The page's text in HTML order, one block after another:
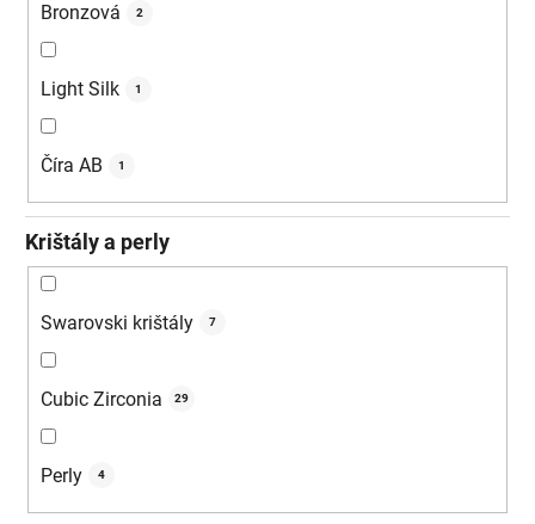
Bronzová 2
Light Silk 1
Číra AB 1
Krištály a perly
Swarovski krištály 7
Cubic Zirconia 29
Perly 4